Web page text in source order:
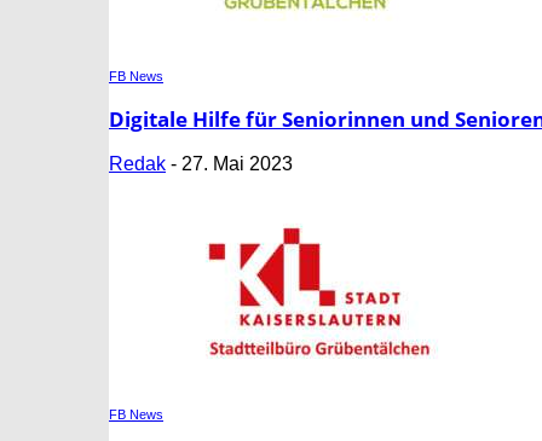
FB News
Digitale Hilfe für Seniorinnen und
Redak - 27. Mai 2023
FB News